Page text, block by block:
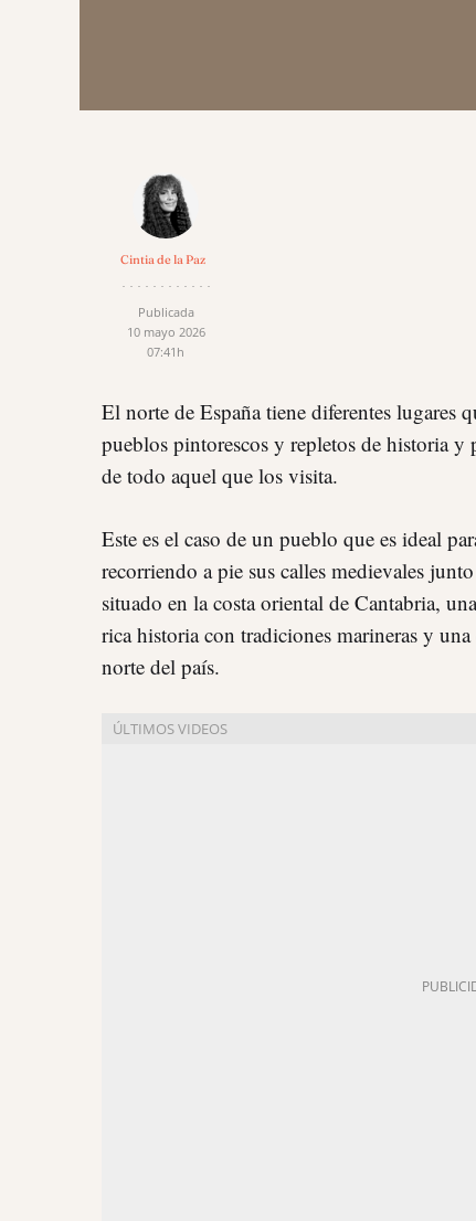
Cintia de la Paz
Publicada
10 mayo 2026
07:41h
El norte de España tiene diferentes lugares
pueblos pintorescos y repletos de historia y
de todo aquel que los visita.
Este es el caso de un pueblo que es ideal
recorriendo a pie sus calles medievales
situado en la costa oriental de Cantabria,
rica historia con tradiciones marineras y una
norte del país.